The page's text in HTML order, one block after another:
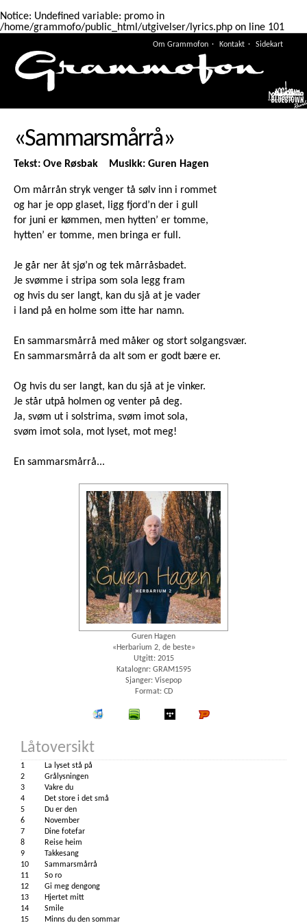
Notice: Undefined variable: promo in
/home/grammofo/public_html/utgivelser/lyrics.php on line 101
Om Grammofon Kontakt Sidekart
Meny
«Sammarsmårrå»
Tekst: Ove Røsbak Musikk: Guren Hagen
Om mårrån stryk venger tå sølv inn i rommet
og har je opp glaset, ligg fjord’n der i gull
for juni er kømmen, men hytten’ er tomme,
hytten’ er tomme, men bringa er full.
Je går ner åt sjø’n og tek mårråsbadet.
Je svømme i stripa som sola legg fram
og hvis du ser langt, kan du sjå at je vader
i land på en holme som itte har namn.
En sammarsmårrå med måker og stort solgangsvær.
En sammarsmårrå da alt som er godt bære er.
Og hvis du ser langt, kan du sjå at je vinker.
Je står utpå holmen og venter på deg.
Ja, svøm ut i solstrima, svøm imot sola,
svøm imot sola, mot lyset, mot meg!
En sammarsmårrå...
Guren Hagen
«Herbarium 2, de beste»
Utgitt: 2015
Katalognr: GRAM1595
Sjanger: Visepop
Format: CD
iTunes spotify wimp
Låtoversikt
1
La lyset stå på
2
Grålysningen
3
Vakre du
4
Det store i det små
5
Du er den
6
November
7
Dine fotefar
8
Reise heim
9
Takkesang
10
Sammarsmårrå
11
So ro
12
Gi meg dengong
13
Hjertet mitt
14
Smile
15
Minns du den sommar